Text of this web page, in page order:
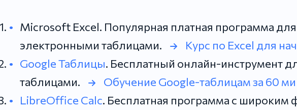
Microsoft Excel. Популярная платная программа
электронными таблицами.
Курс по Excel для
Google Таблицы. Бесплатный онлайн-инструмент
таблицами.
Обучение Google-таблицам за 60
LibreOffice Calc. Бесплатная программа с широким